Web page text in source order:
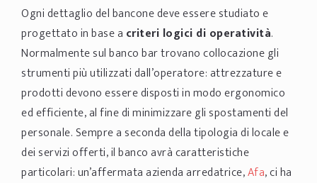
Ogni dettaglio del bancone deve essere studiato e
progettato in base a criteri logici di operatività.
Normalmente sul banco bar trovano collocazione gli
strumenti più utilizzati dall’operatore: attrezzature e
prodotti devono essere disposti in modo ergonomico
ed efficiente, al fine di minimizzare gli spostamenti del
personale. Sempre a seconda della tipologia di locale e
dei servizi offerti, il banco avrà caratteristiche
particolari: un’affermata azienda arredatrice,Afa, ci ha